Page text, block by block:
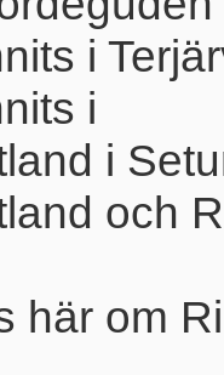
i
i
i
och
här om